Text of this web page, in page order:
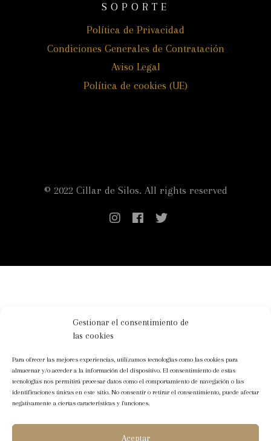
Gestionar el consentimiento de
las cookies
Para ofrecer las mejores experiencias, utilizamos tecnologías como las cookies para
almacenar y/o acceder a la información del dispositivo. El consentimiento de estas
tecnologías nos permitirá procesar datos como el comportamiento de navegación o las
identificaciones únicas en este sitio. No consentir o retirar el consentimiento, puede afectar
negativamente a ciertas características y funciones.
Aceptar
SOPORTE
Política de Privacidad
Condiciones Generales de Contratación
Aviso Legal
Política de cookies (UE)
© 2022 Cillar de Silos. All rights reserved